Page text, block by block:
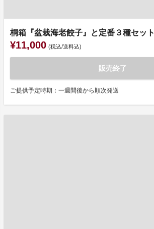
桐箱『盆栽海老餃子』と定番３種セット
¥11,000 (税込/送料込)
販売終了
ご提供予定時期：一週間後から順次発送